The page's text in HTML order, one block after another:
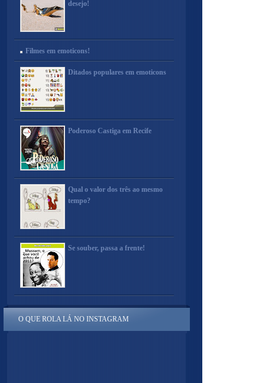
desejo!
Filmes em emoticons!
Ditados populares em emoticons
Poderoso Castiga em Recife
Qual o valor dos três ao mesmo
tempo?
Se souber, passa a frente!
O QUE ROLA LÁ NO INSTAGRAM